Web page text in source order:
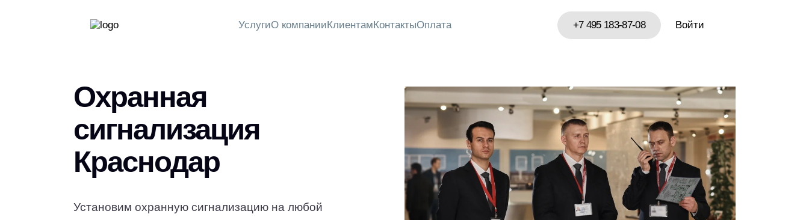
УслугиО компанииКлиентамКонтактыОплата +7 495 183-87-08 Войти
Охранная
сигнализация
Краснодар
Установим охранную сигнализацию на любой